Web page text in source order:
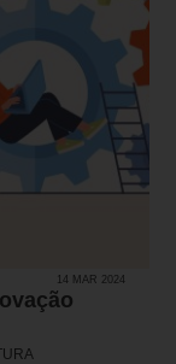
14 MAR 2024